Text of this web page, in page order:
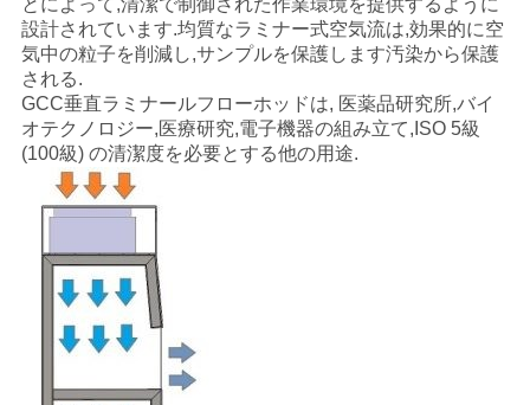
く
だ
さ
い
とによって,清潔で制御された作業環境を提供するように
設計されています.均質なラミナー式空気流は,効果的に空
気中の粒子を削減し,サンプルを保護します汚染から保護
される.
GCC垂直ラミナールフローホッドは, 医薬品研究所,バイ
オテクノロジー,医療研究,電子機器の組み立て,ISO 5級
(100級) の清潔度を必要とする他の用途.